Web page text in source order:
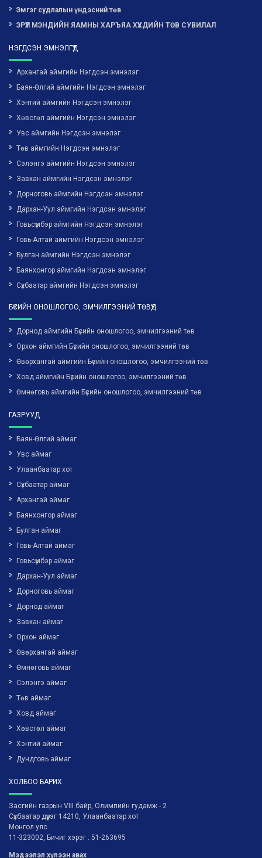
Эмгэг судлалын үндэсний төв
ЭРҮҮЛ МЭНДИЙН ЯАМНЫ ХАРЪЯА ХҮҮХДИЙН ТӨВ СУВИЛАЛ
НЭГДСЭН ЭМНЭЛГҮҮД
Архангай аймгийн Нэгдсэн эмнэлэг
Баян-Өлгий аймгийн Нэгдсэн эмнэлэг
Хэнтий аймгийн Нэгдсэн эмнэлэг
Хөвсгөл аймгийн Нэгдсэн эмнэлэг
Увс аймгийн Нэгдсэн эмнэлэг
Төв аймгийн Нэгдсэн эмнэлэг
Сэлэнгэ аймгийн Нэгдсэн эмнэлэг
Завхан аймгийн Нэгдсэн эмнэлэг
Дорноговь аймгийн Нэгдсэн эмнэлэг
Дархан-Уул аймгийн Нэгдсэн эмнэлэг
Говьсүмбэр аймгийн Нэгдсэн эмнэлэг
Говь-Алтай аймгийн Нэгдсэн эмнэлэг
Булган аймгийн Нэгдсэн эмнэлэг
Баянхонгор аймгийн Нэгдсэн эмнэлэг
Сүхбаатар аймгийн Нэгдсэн эмнэлэг
БҮСИЙН ОНОШЛОГОО, ЭМЧИЛГЭЭНИЙ ТӨВҮҮД
Дорнод аймгийн Бүсийн оношлогоо, эмчилгээний төв
Орхон аймгийн Бүсийн оношлогоо, эмчилгээний төв
Өвөрхангай аймгийн Бүсийн оношлогоо, эмчилгээний төв
Ховд аймгийн Бүсийн оношлогоо, эмчилгээний төв
Өмнөговь аймгийн Бүсийн оношлогоо, эмчилгээний төв
ГАЗРУУД
Баян-Өлгий аймаг
Увс аймаг
Улаанбаатар хот
Сүхбаатар аймаг
Архангай аймаг
Баянхонгор аймаг
Булган аймаг
Говь-Алтай аймаг
Говьсүмбэр аймаг
Дархан-Уул аймаг
Дорноговь аймаг
Дорнод аймаг
Завхан аймаг
Орхон аймаг
Өвөрхангай аймаг
Өмнөговь аймаг
Сэлэнгэ аймаг
Төв аймаг
Ховд аймаг
Хөвсгөл аймаг
Хэнтий аймаг
Дундговь аймаг
ХОЛБОО БАРИХ
Засгийн газрын VIII байр, Олимпийн гудамж - 2
Сүхбаатар дүүрэг 14210, Улаанбаатар хот
Монгол улс
11-323002, Бичиг хэрэг : 51-263695
Мэдээлэл хүлээн авах